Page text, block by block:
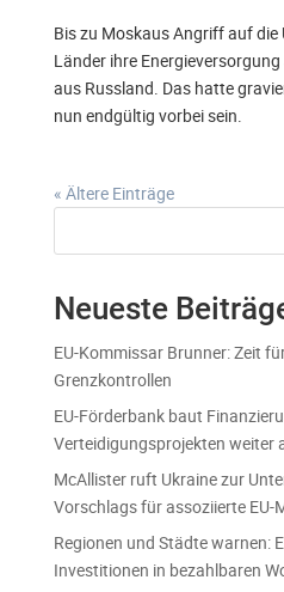
Bis zu Moskaus Angriff auf die
Länder ihre
aus Russland. Das hatte
nun endgültig vorbei sein.
« Ältere Einträge
Neueste
EU-Kommissar Brunner: Zeit
Grenzkontrollen
EU-Förderbank baut
Verteidigungsprojekten weiter
McAllister ruft Ukraine zur
Vorschlags für assoziierte
Regionen und Städte warnen:
Investitionen in bezahlbaren